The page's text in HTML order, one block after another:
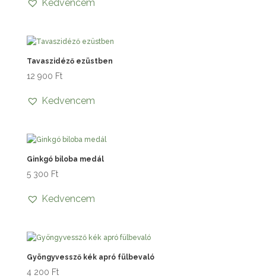
Kedvencem
Tavaszidéző ezüstben
12 900 Ft
Kedvencem
Ginkgó biloba medál
5 300 Ft
Kedvencem
Gyöngyvessző kék apró fülbevaló
4 200 Ft